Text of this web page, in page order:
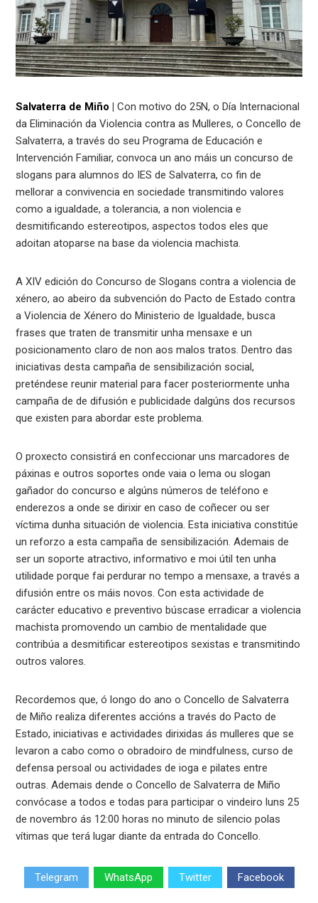
Salvaterra de Miño | Con motivo do 25N, o Día Internacional
da Eliminación da Violencia contra as Mulleres, o Concello de
Salvaterra, a través do seu Programa de Educación e
Intervención Familiar, convoca un ano máis un concurso de
slogans para alumnos do IES de Salvaterra, co fin de
mellorar a convivencia en sociedade transmitindo valores
como a igualdade, a tolerancia, a non violencia e
desmitificando estereotipos, aspectos todos eles que
adoitan atoparse na base da violencia machista.
A XIV edición do Concurso de Slogans contra a violencia de
xénero, ao abeiro da subvención do Pacto de Estado contra
a Violencia de Xénero do Ministerio de Igualdade, busca
frases que traten de transmitir unha mensaxe e un
posicionamento claro de non aos malos tratos. Dentro das
iniciativas desta campaña de sensibilización social,
preténdese reunir material para facer posteriormente unha
campaña de de difusión e publicidade dalgúns dos recursos
que existen para abordar este problema.
O proxecto consistirá en confeccionar uns marcadores de
páxinas e outros soportes onde vaia o lema ou slogan
gañador do concurso e algúns números de teléfono e
enderezos a onde se dirixir en caso de coñecer ou ser
víctima dunha situación de violencia. Esta iniciativa constitúe
un reforzo a esta campaña de sensibilización. Ademais de
ser un soporte atractivo, informativo e moi útil ten unha
utilidade porque fai perdurar no tempo a mensaxe, a través a
difusión entre os máis novos. Con esta actividade de
carácter educativo e preventivo búscase erradicar a violencia
machista promovendo un cambio de mentalidade que
contribúa a desmitificar estereotipos sexistas e transmitindo
outros valores.
Recordemos que, ó longo do ano o Concello de Salvaterra
de Miño realiza diferentes accións a través do Pacto de
Estado, iniciativas e actividades dirixidas ás mulleres que se
levaron a cabo como o obradoiro de mindfulness, curso de
defensa persoal ou actividades de ioga e pilates entre
outras. Ademais dende o Concello de Salvaterra de Miño
convócase a todos e todas para participar o vindeiro luns 25
de novembro ás 12:00 horas no minuto de silencio polas
vítimas que terá lugar diante da entrada do Concello.
Telegram WhatsApp Twitter Facebook